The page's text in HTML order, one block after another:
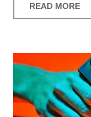
READ MORE